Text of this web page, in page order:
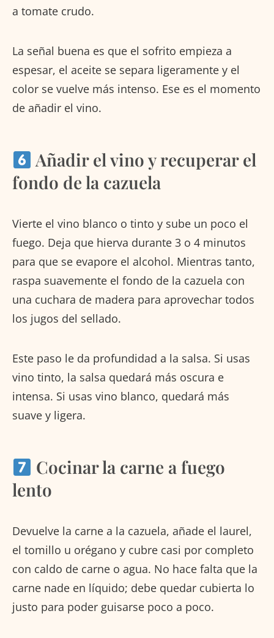
a tomate crudo.
La señal buena es que el sofrito empieza a
espesar, el aceite se separa ligeramente y el
color se vuelve más intenso. Ese es el momento
de añadir el vino.
Añadir el vino y recuperar el
fondo de la cazuela
Vierte el vino blanco o tinto y sube un poco el
fuego. Deja que hierva durante 3 o 4 minutos
para que se evapore el alcohol. Mientras tanto,
raspa suavemente el fondo de la cazuela con
una cuchara de madera para aprovechar todos
los jugos del sellado.
Este paso le da profundidad a la salsa. Si usas
vino tinto, la salsa quedará más oscura e
intensa. Si usas vino blanco, quedará más
suave y ligera.
Cocinar la carne a fuego
lento
Devuelve la carne a la cazuela, añade el laurel,
el tomillo u orégano y cubre casi por completo
con caldo de carne o agua. No hace falta que la
carne nade en líquido; debe quedar cubierta lo
justo para poder guisarse poco a poco.